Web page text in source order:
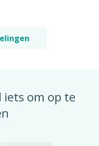
iets om op te